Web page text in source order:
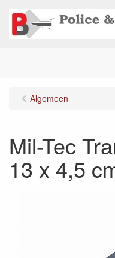
Algemeen
Mil-Tec
13 x 4,5